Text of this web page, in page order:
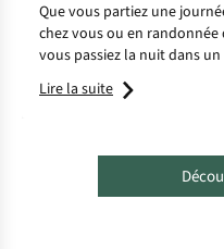
Que vous partiez une
chez vous ou en
vous passiez la nuit dans
optez pour le bon sac à dos
confort et d'un soutien
Lire la suite